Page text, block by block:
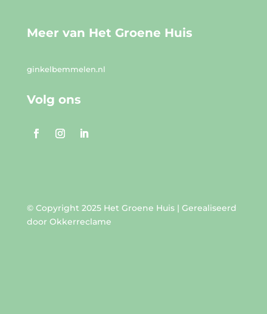
Meer van Het Groene Huis
ginkelbemmelen.nl
Volg ons
© Copyright 2025 Het Groene Huis | Gerealiseerd
door Okkerreclame